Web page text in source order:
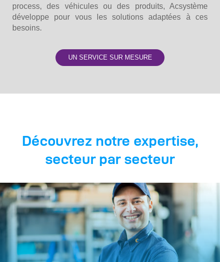
process, des véhicules ou des produits, Acsystème
développe pour vous les solutions adaptées à ces
besoins.
UN SERVICE SUR MESURE
Découvrez notre expertise,
secteur par secteur